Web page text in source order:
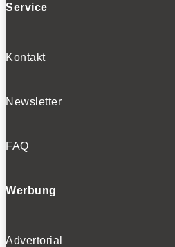
Service
Kontakt
Newsletter
FAQ
Werbung
Advertorial